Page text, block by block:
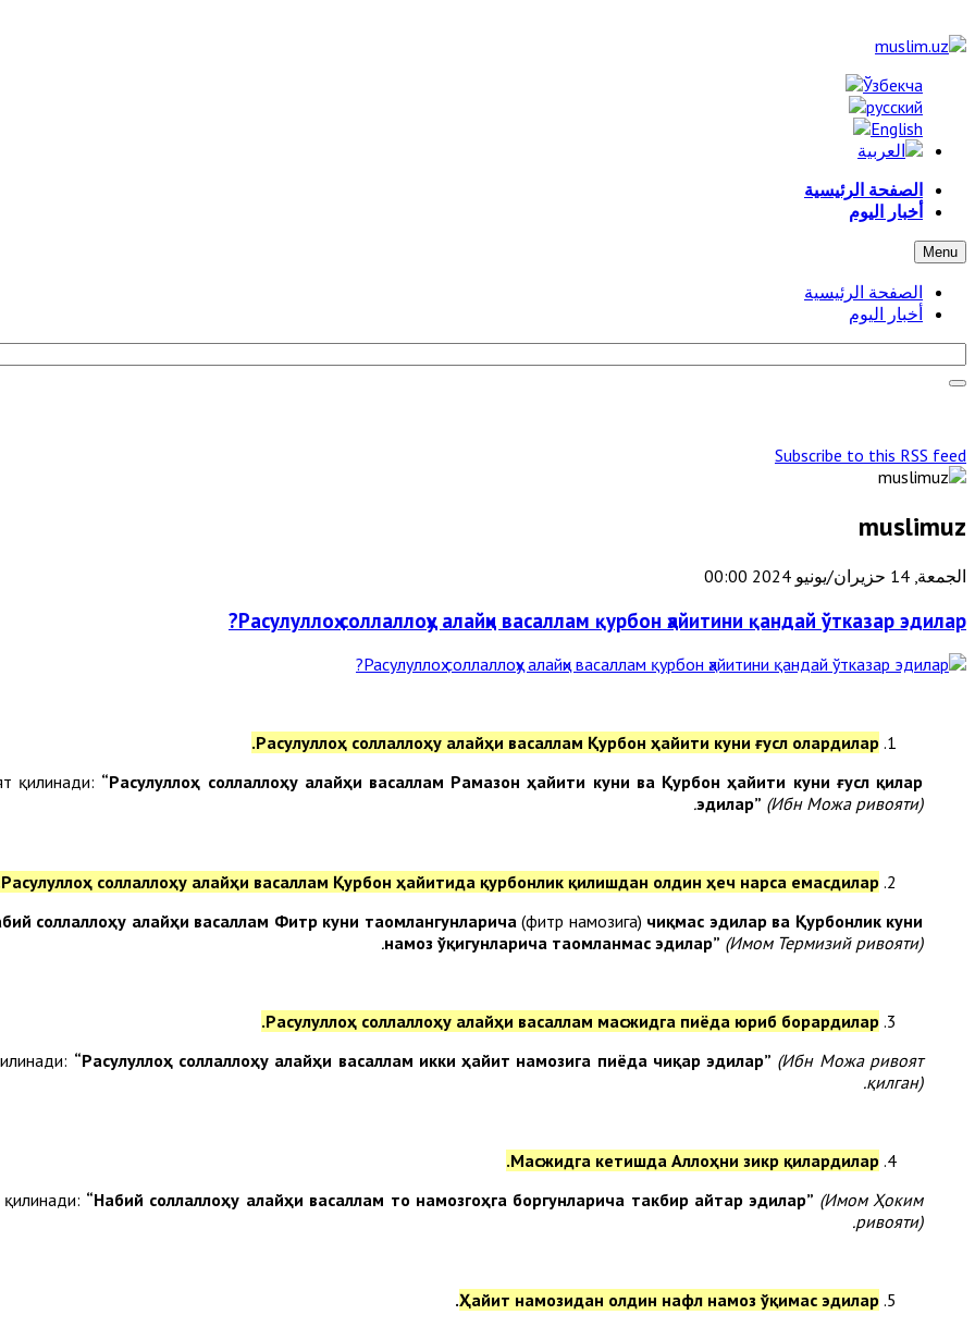
الصفحة الرئيسية
أخبار اليوم
Menu
الصفحة الرئيسية
أخبار اليوم
Subscribe to this RSS feed
muslimuz
الجمعة, 14 حزيران/يونيو 2024 00:00
Расулуллоҳ соллаллоҳу алайҳи васаллам қурбон ҳайитини қандай ўтказар эдилар?
Расулуллоҳ соллаллоҳу алайҳи васаллам Қурбон ҳайити куни ғусл олардилар.
қилинади: “Расулуллоҳ соллаллоҳу алайҳи васаллам Рамазон ҳайити куни ва Қурбон ҳайити куни ғусл қилар
эдилар” (Ибн Можа ривояти).
Расулуллоҳ соллаллоҳу алайҳи васаллам Қурбон ҳайитида қурбонлик қилишдан олдин ҳеч нарса емасдилар.
соллаллоҳу алайҳи васаллам Фитр куни таомлангунларича(фитр намозига) чиқмас эдилар ва Қурбонлик куни
намоз ўқигунларича таомланмас эдилар” (Имом Термизий ривояти).
Расулуллоҳ соллаллоҳу алайҳи васаллам масжидга пиёда юриб борардилар.
“Расулуллоҳ соллаллоҳу алайҳи васаллам икки ҳайит намозига пиёда чиқар эдилар” (Ибн Можа ривоят
қилган).
Масжидга кетишда Аллоҳни зикр қилардилар.
қилинади: “Набий соллаллоҳу алайҳи васаллам то намозгоҳга боргунларича такбир айтар эдилар” (Имом Ҳоким
ривояти).
Ҳайит намозидан олдин нафл намоз ўқимас эдилар
.